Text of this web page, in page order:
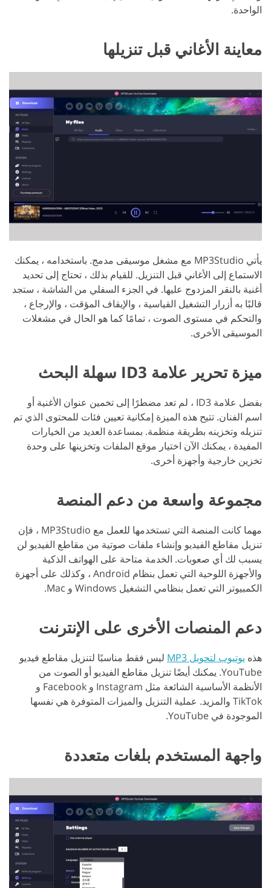
الواحدة.
معاينة الأغاني قبل تنزيلها
يأتي MP3Studio مع مشغل موسيقى مدمج. باستخدامه ، يمكنك
الاستماع إلى الأغاني قبل التنزيل. للقيام بذلك ، تحتاج إلى تحديد
أغنية بالنقر المزدوج عليها. في الجزء السفلي من الشاشة ، ستجد
قالبًا به أزرار التشغيل القياسية ، والإيقاف المؤقت ، والإرجاع ،
والتحكم في مستوى الصوت ، تمامًا كما هو الحال في مشغلات
الموسيقى الأخرى.
ميزة تحرير علامة ID3 سهلة البحث
بفضل علامة ID3 ، لم تعد مضطرًا إلى تخمين عنوان الأغنية أو
اسم الفنان. تتيح هذه الميزة إمكانية تعيين فئات للمحتوى الذي تم
تنزيله وتخزينه بطريقة منظمة. بمساعدة العديد من الخيارات
المفيدة ، يمكنك الآن اختيار موقع الملفات وتخزينها على وحدة
تخزين خارجية وأجهزة أخرى.
مجموعة واسعة من دعم المنصة
مهما كانت المنصة التي تستخدمها للعمل مع MP3Studio ، فإن
تنزيل مقاطع الفيديو وإنشاء ملفات صوتية من مقاطع الفيديو لن
يسبب لك أي صعوبات. الخدمة متاحة على الهواتف الذكية
والأجهزة اللوحية التي تعمل بنظام Android ، وكذلك على أجهزة
الكمبيوتر التي تعمل بنظامي التشغيل Windows و Mac.
دعم المنصات الأخرى على الإنترنت
هذه يوتيوب لتحويل MP3
ليس فقط مناسبًا لتنزيل مقاطع فيديو
YouTube. يمكنك أيضًا تنزيل مقاطع الفيديو أو الصوت من
الأنظمة الأساسية الشائعة مثل Instagram و Facebook و
TikTok والمزيد. عملية التنزيل والميزات المتوفرة هي نفسها
الموجودة في YouTube.
واجهة المستخدم بلغات متعددة